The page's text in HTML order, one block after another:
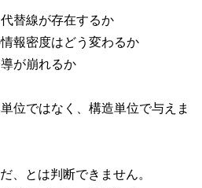
替線が存在するか
報密度はどう変わるか
が崩れるか
位ではなく、構造単位で与えま
、とは判断できません。